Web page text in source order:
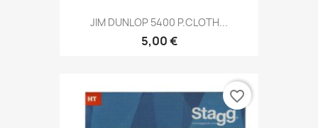
JIM DUNLOP 5400 P.CLOTH...
5,00 €
favorite_border